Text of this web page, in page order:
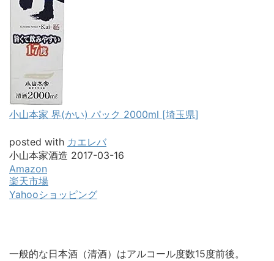
小山本家 界(かい) パック 2000ml [埼玉県]
posted with カエレバ
小山本家酒造 2017-03-16
Amazon
楽天市場
Yahooショッピング
一般的な日本酒（清酒）はアルコール度数15度前後。